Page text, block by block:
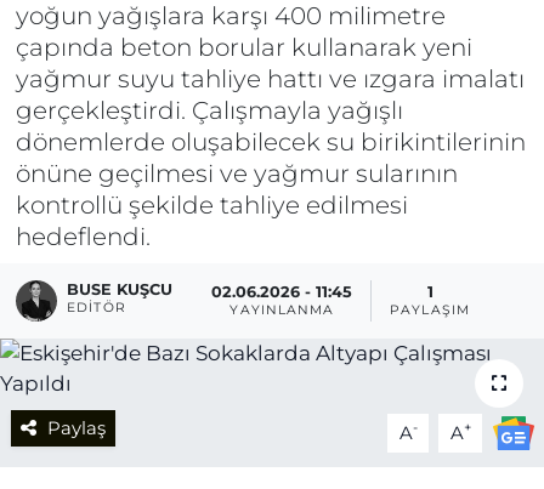
yoğun yağışlara karşı 400 milimetre
çapında beton borular kullanarak yeni
yağmur suyu tahliye hattı ve ızgara imalatı
gerçekleştirdi. Çalışmayla yağışlı
dönemlerde oluşabilecek su birikintilerinin
önüne geçilmesi ve yağmur sularının
kontrollü şekilde tahliye edilmesi
hedeflendi.
BUSE KUŞCU
EDITÖR
02.06.2026 - 11:45
YAYINLANMA
1
PAYLAŞIM
Paylaş A- A+